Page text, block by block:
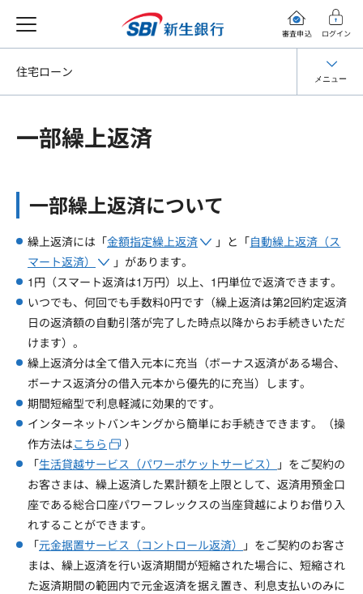
審査申込 ログイン
一部繰上返済
一部繰上返済について
繰上返済には「金額指定繰上返済 」と「自動繰上返済（ス
マート返済）
」があります。
1円（スマート返済は1万円）以上、1円単位で返済できます。
いつでも、何回でも手数料0円です（繰上返済は第2回約定返済
日の返済額の自動引落が完了した時点以降からお手続きいただ
けます）。
繰上返済分は全て借入元本に充当（ボーナス返済がある場合、
ボーナス返済分の借入元本から優先的に充当）します。
期間短縮型で利息軽減に効果的です。
インターネットバンキングから簡単にお手続きできます。（操
作方法はこちら
）
「生活貸越サービス（パワーポケットサービス） 」をご契約の
お客さまは、繰上返済した累計額を上限として、返済用預金口
座である総合口座パワーフレックスの当座貸越によりお借り入
れすることができます。
「元金据置サービス（コントロール返済） 」をご契約のお客さ
まは、繰上返済を行い返済期間が短縮された場合に、短縮され
た返済期間の範囲内で元金返済を据え置き、利息支払いのみに
住宅ローン メニュー